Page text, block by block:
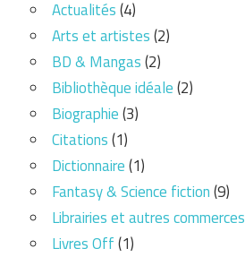
Actualités(4)
Arts et artistes(2)
BD & Mangas(2)
Bibliothèque idéale(2)
Biographie(3)
Citations(1)
Dictionnaire(1)
Fantasy & Science fiction(9)
Librairies et autres commerces
Livres Off(1)